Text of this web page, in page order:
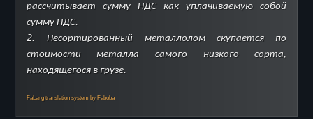
рассчитывает сумму НДС как уплачиваемую собой
сумму НДС.
2.Несортированный металлолом скупается по
стоимости металла самого низкого сорта,
находящегося в грузе.
FaLang translation system by Faboba